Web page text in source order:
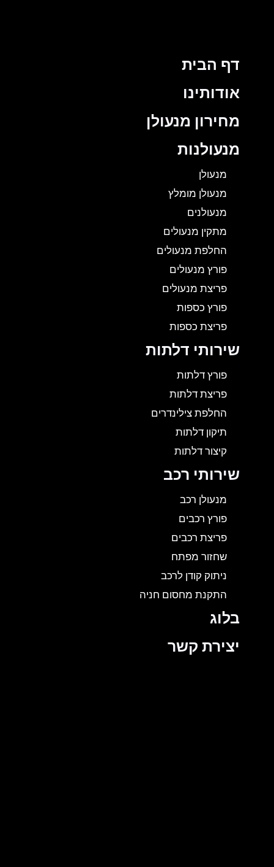
דף הבית
אודותינו
מחירון מנעולן
מנעולנות
מנעולן
מנעולן מומלץ
מנעולנים
מתקין מנעולים
החלפת מנעולים
פורץ מנעולים
פריצת מנעולים
פורץ כספות
פריצת כספות
שירותי דלתות
פורץ דלתות
פריצת דלתות
החלפת צילינדרים
תיקון דלתות
קיצור דלתות
שירותי רכב
מנעולן רכב
פורץ רכבים
פריצת רכבים
שחזור מפתח
ניתוק קודן לרכב
התקנת מחסום חניה
בלוג
יצירת קשר